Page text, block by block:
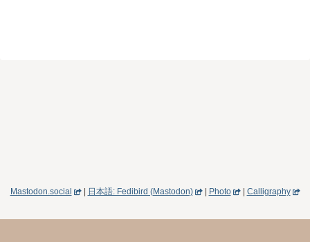
Mastodon.social | 日本語: Fedibird (Mastodon) | Photo | Calligraphy